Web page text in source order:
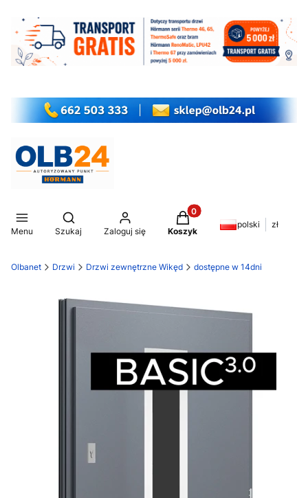
Menu
Otwórz wyszukiwarkę
Szukaj Zaloguj się
Produkty w koszyku: 0.
Koszyk
polski zł
Olbanet Drzwi Drzwi zewnętrzne Wikęd dostępne w 14dni